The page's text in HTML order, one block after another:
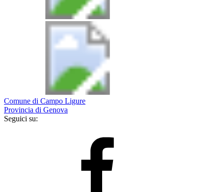
Comune di Campo Ligure
Provincia di Genova
Seguici su: